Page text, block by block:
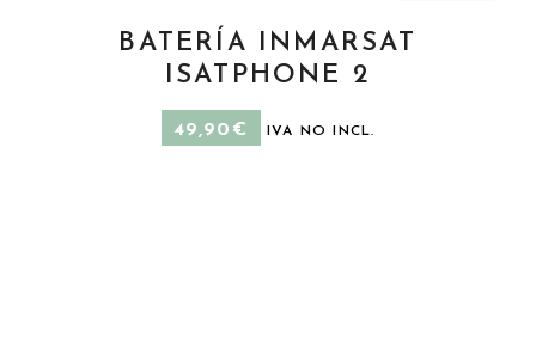
AÑADIR AL CARRITO
BATERÍA INMARSAT
ISATPHONE 2
49,90 € IVA NO INCL.